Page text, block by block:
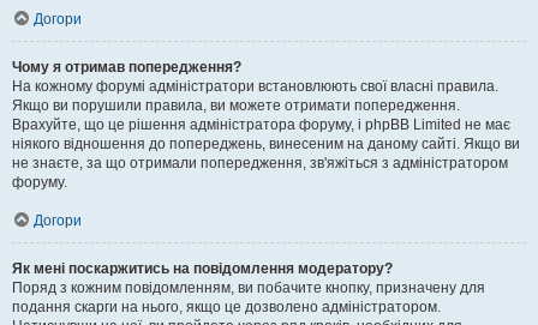
Догори
Чому я отримав попередження?
На кожному форумі адміністратори встановлюють свої власні правила.
Якщо ви порушили правила, ви можете отримати попередження.
Врахуйте, що це рішення адміністратора форуму, і phpBB Limited не має
ніякого відношення до попереджень, винесеним на даному сайті. Якщо ви
не знаєте, за що отримали попередження, зв'яжіться з адміністратором
форуму.
Догори
Як мені поскаржитись на повідомлення модератору?
Поряд з кожним повідомленням, ви побачите кнопку, призначену для
подання скарги на нього, якщо це дозволено адміністратором.